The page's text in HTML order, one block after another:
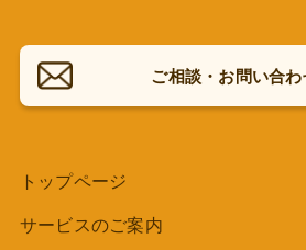
トップページ
サービスのご案内
ご相談・お問い合